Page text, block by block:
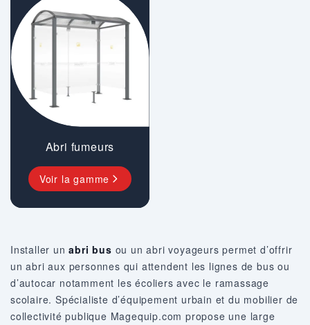
Abri fumeurs
Voir la gamme
Installer unabri bus ou un abri voyageurs permet d’offrir
un abri aux personnes qui attendent les lignes de bus ou
d’autocar notamment les écoliers avec le ramassage
scolaire. Spécialiste d’équipement urbain et du mobilier de
collectivité publique Magequip.com propose une large